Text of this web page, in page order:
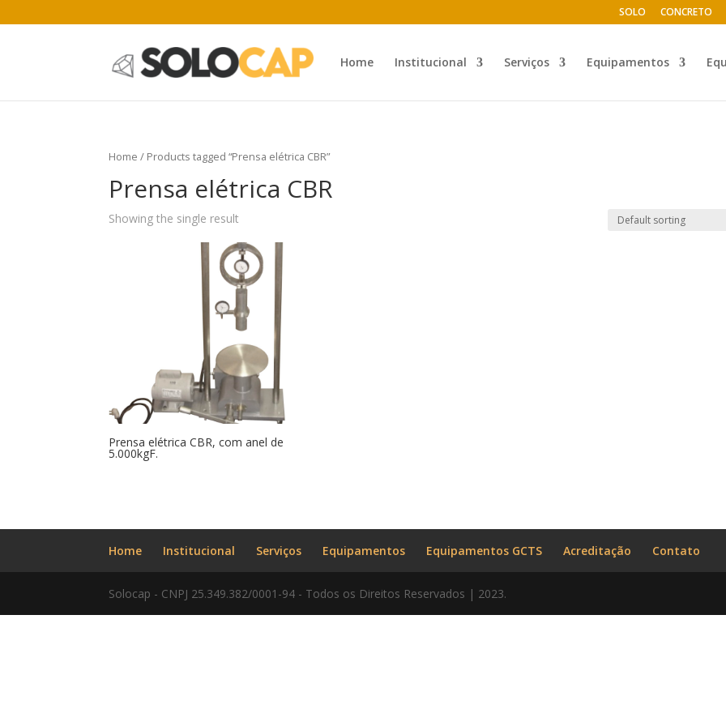
SOLO CONCRETO
Home Institucional Serviços Equipamentos
Home / Products tagged “Prensa elétrica CBR”
Prensa elétrica CBR
Showing the single result
Prensa elétrica CBR, com anel de
5.000kgF.
Home Institucional Serviços Equipamentos Equipamentos GCTS Acreditação Contato
Solocap - CNPJ 25.349.382/0001-94 - Todos os Direitos Reservados | 2023.